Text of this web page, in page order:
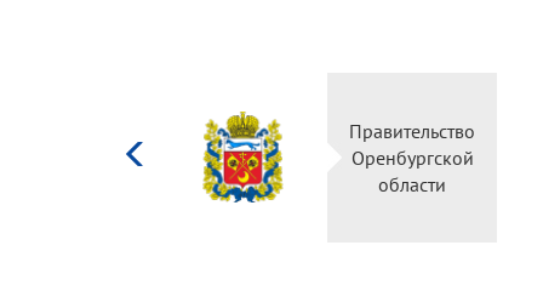
Министерство
культуры
Российской